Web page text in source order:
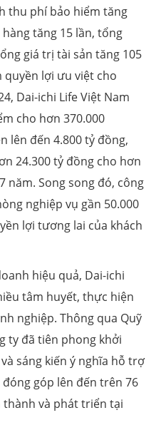
thu phí bảo hiểm tăng
tăng 15 lần, tổng
giá trị tài sản tăng 105
quyền lợi ưu việt cho
Dai-ichi Life Việt Nam
cho hơn 370.000
lên đến 4.800 tỷ đồng,
24.300 tỷ đồng cho hơn
Song song đó, công
nghiệp vụ gần 50.000
lợi tương lai của khách
hiệu quả, Dai-ichi
tâm huyết, thực hiện
nghiệp. Thông qua Quỹ
ty đã tiên phong khởi
sáng kiến ý nghĩa hỗ trợ
góp lên đến trên 76
và phát triển tại